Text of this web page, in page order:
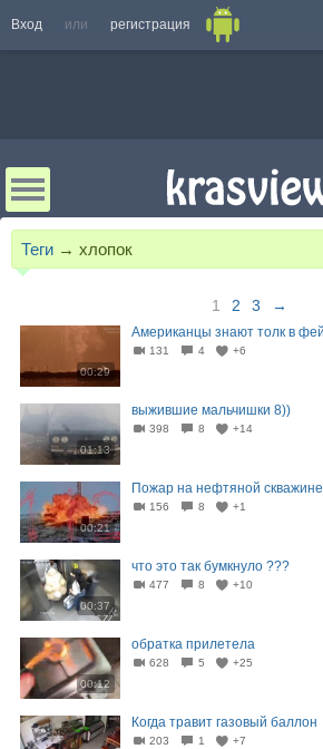
Вход или регистрация
Теги → хлопок
1 2 3 →
00:29
Американцы знают толк в
131 4 +6
01:13
выжившие мальчишки 8))
398 8 +14
00:21
Пожар на нефтяной скважине
156 8 +1
00:37
что это так бумкнуло ???
477 8 +10
00:12
обратка прилетела
628 5 +25
Когда травит газовый баллон
203 1 +7